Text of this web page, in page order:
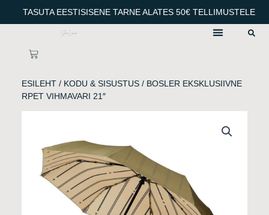
to
TASUTA EESTISISENE TARNE ALATES 50€ TELLIMUSTELE
CART
ESILEHT / KODU & SISUSTUS / BOSLER EKSKLUSIIVNE
RPET VIHMAVARI 21″